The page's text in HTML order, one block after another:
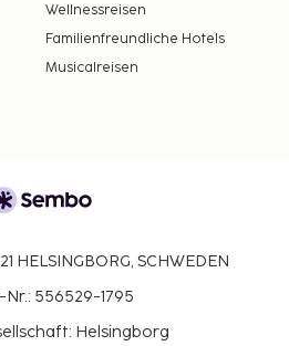
Wellnessreisen
Familienfreundliche Hotels
Musicalreisen
HELSINGBORG, SCHWEDEN
556529-1795
Helsingborg